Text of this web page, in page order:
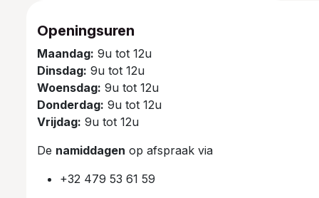
Openingsuren
Maandag: 9u tot 12u
Dinsdag: 9u tot 12u
Woensdag: 9u tot 12u
Donderdag: 9u tot 12u
Vrijdag: 9u tot 12u
De namiddagen op afspraak via
+32 479 53 61 59